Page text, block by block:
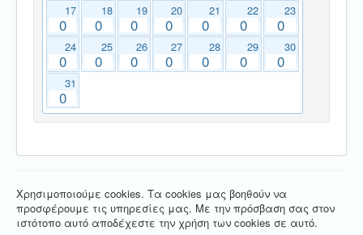
17
0
18
0
19
0
20
0
21
0
22
0
23
0
24
0
25
0
26
0
27
0
28
0
29
0
30
0
31
0
Χρησιμοποιούμε cookies. Τα cookies μας βοηθούν να
προσφέρουμε τις υπηρεσίες μας. Με την πρόσβαση σας στον
ιστότοπο αυτό αποδέχεστε την χρήση των cookies σε αυτό.